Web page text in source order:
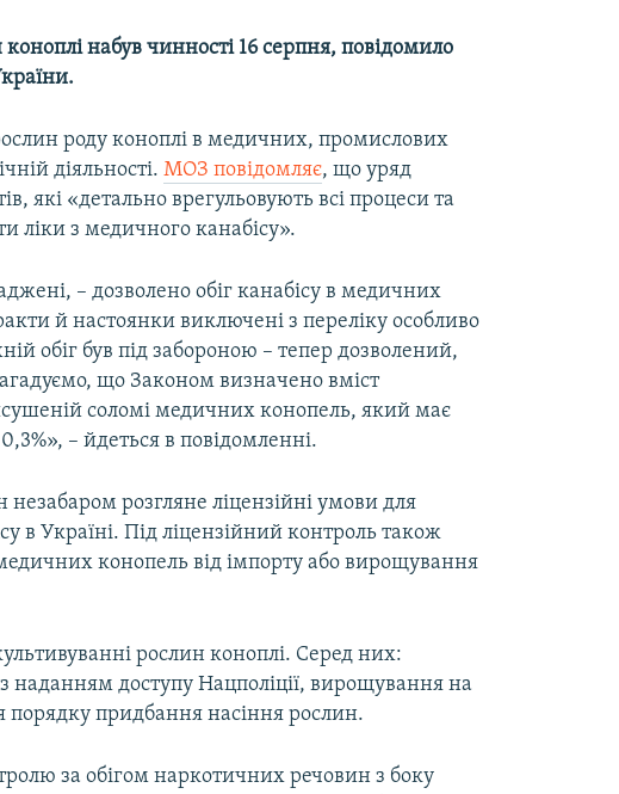
набув чинності 16 серпня, повідомило
роду коноплі в медичних, промислових
діяльності.МОЗ повідомляє, що уряд
які «детально врегульовують всі процеси та
ліки з медичного канабісу».
– дозволено обіг канабісу в медичних
й настоянки виключені з переліку особливо
обіг був під забороною – тепер дозволений,
що Законом визначено вміст
соломі медичних конопель, який має
– йдеться в повідомленні.
розгляне ліцензійні умови для
в Україні. Під ліцензійний контроль також
конопель від імпорту або вирощування
рослин коноплі. Серед них:
наданням доступу Нацполіції, вирощування на
порядку придбання насіння рослин.
за обігом наркотичних речовин з боку